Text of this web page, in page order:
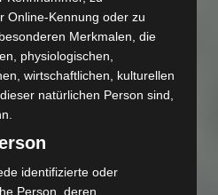
Online-Kennung oder zu
Merkmalen, die
physiologischen,
wirtschaftlichen, kulturellen
natürlichen Person sind,
identifizierte oder
Person, deren